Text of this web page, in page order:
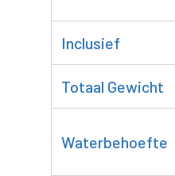
Inclusief
Totaal Gewicht
Waterbehoefte